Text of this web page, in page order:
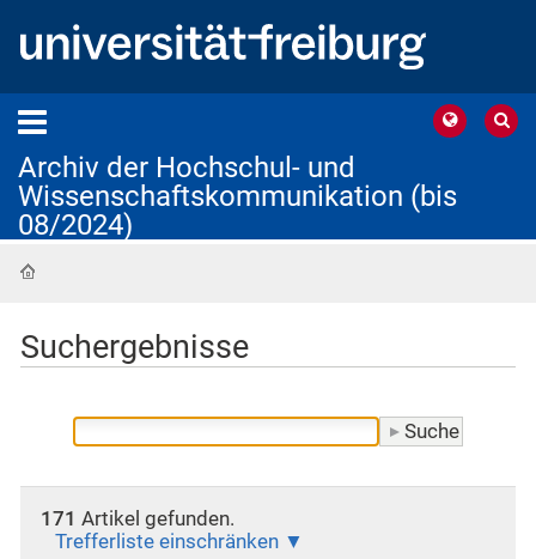
Archiv der Hochschul- und
Wissenschaftskommunikation (bis
08/2024)
Suchergebnisse
171 Artikel gefunden.
Trefferliste einschränken